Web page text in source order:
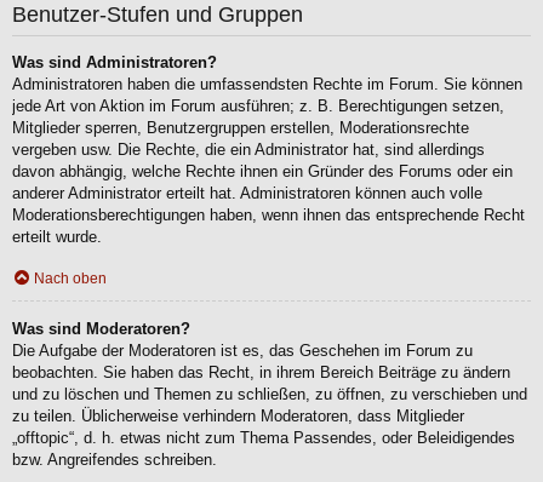
Benutzer-Stufen und Gruppen
Was sind Administratoren?
Administratoren haben die umfassendsten Rechte im Forum. Sie können
jede Art von Aktion im Forum ausführen; z. B. Berechtigungen setzen,
Mitglieder sperren, Benutzergruppen erstellen, Moderationsrechte
vergeben usw. Die Rechte, die ein Administrator hat, sind allerdings
davon abhängig, welche Rechte ihnen ein Gründer des Forums oder ein
anderer Administrator erteilt hat. Administratoren können auch volle
Moderationsberechtigungen haben, wenn ihnen das entsprechende Recht
erteilt wurde.
Nach oben
Was sind Moderatoren?
Die Aufgabe der Moderatoren ist es, das Geschehen im Forum zu
beobachten. Sie haben das Recht, in ihrem Bereich Beiträge zu ändern
und zu löschen und Themen zu schließen, zu öffnen, zu verschieben und
zu teilen. Üblicherweise verhindern Moderatoren, dass Mitglieder
„offtopic“, d. h. etwas nicht zum Thema Passendes, oder Beleidigendes
bzw. Angreifendes schreiben.